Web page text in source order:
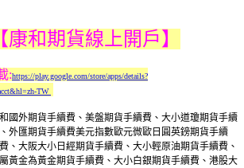
和期貨線上開戶】
:https://play.google.com/store/apps/details?
TW
國外期貨手續費、美盤期貨手續費、大小道瓊期貨手續
外匯期貨手續費美元指數歐元微歐日圓英鎊期貨手續
、大阪大小日經期貨手續費、大小輕原油期貨手續費、
黃金為黃金期貨手續費、大小白銀期貨手續費、港股大